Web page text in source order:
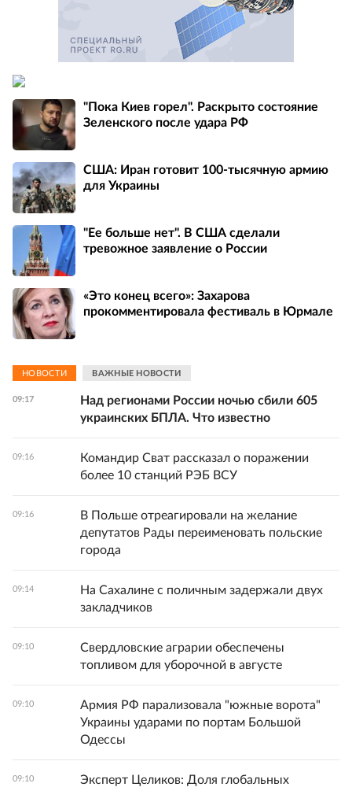
"Пока Киев горел". Раскрыто состояние
Зеленского после удара РФ
США: Иран готовит 100-тысячную армию
для Украины
"Ее больше нет". В США сделали
тревожное заявление о России
«Это конец всего»: Захарова
прокомментировала фестиваль в Юрмале
НОВОСТИ ВАЖНЫЕ НОВОСТИ
09:17
Над регионами России ночью сбили 605
украинских БПЛА. Что известно
09:16
Командир Сват рассказал о поражении
более 10 станций РЭБ ВСУ
09:16
В Польше отреагировали на желание
депутатов Рады переименовать польские
города
09:14
На Сахалине с поличным задержали двух
закладчиков
09:10
Свердловские аграрии обеспечены
топливом для уборочной в августе
09:10
Армия РФ парализовала "южные ворота"
Украины ударами по портам Большой
Одессы
09:10
Эксперт Целиков: Доля глобальных